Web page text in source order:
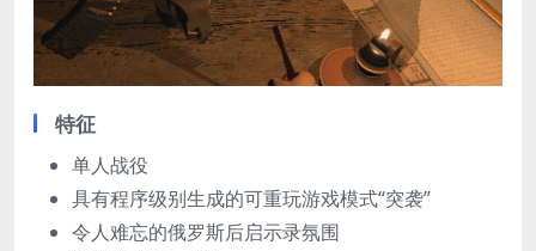
特征
单人战役
具有程序级别生成的可重玩游戏模式“突袭”
令人难忘的俄罗斯后启示录氛围